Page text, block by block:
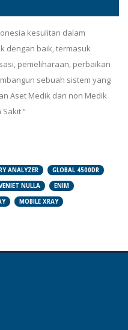
kesulitan dalam
dengan baik, termasuk
pemeliharaan, perbaikan
sebuah sistem yang
Aset Medik dan non Medik
“
ANALYZER
GLOBAL 4500DR
NULLA
ENIM
MOBILE XRAY